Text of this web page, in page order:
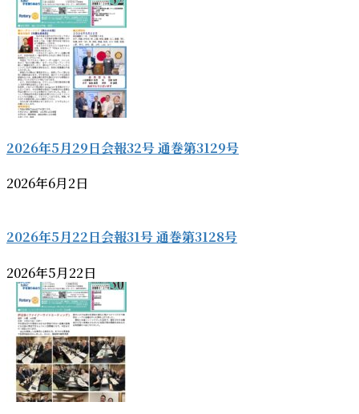
2026年5月29日会報32号 通巻第3129号
2026年6月2日
2026年5月22日会報31号 通巻第3128号
2026年5月22日